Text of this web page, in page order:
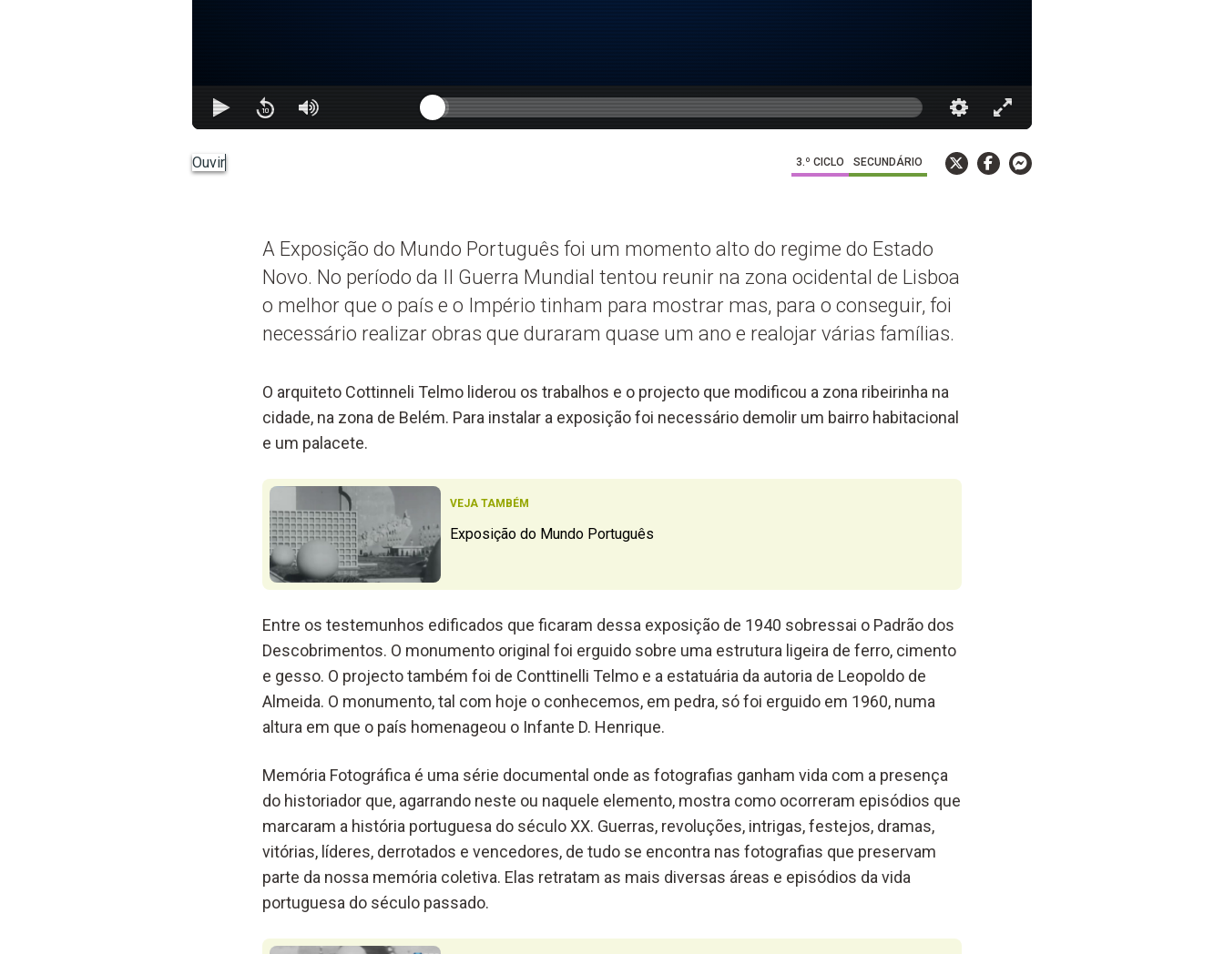
Ouvir 3.º CICLO SECUNDÁRIO
A Exposição do Mundo Português foi um momento alto do regime do Estado
Novo. No período da II Guerra Mundial tentou reunir na zona ocidental de Lisboa
o melhor que o país e o Império tinham para mostrar mas, para o conseguir, foi
necessário realizar obras que duraram quase um ano e realojar várias famílias.
O arquiteto Cottinneli Telmo liderou os trabalhos e o projecto que modificou a zona ribeirinha na
cidade, na zona de Belém. Para instalar a exposição foi necessário demolir um bairro habitacional
e um palacete.
VEJA TAMBÉM
Exposição do Mundo Português
Entre os testemunhos edificados que ficaram dessa exposição de 1940 sobressai o Padrão dos
Descobrimentos. O monumento original foi erguido sobre uma estrutura ligeira de ferro, cimento
e gesso. O projecto também foi de Conttinelli Telmo e a estatuária da autoria de Leopoldo de
Almeida. O monumento, tal com hoje o conhecemos, em pedra, só foi erguido em 1960, numa
altura em que o país homenageou o Infante D. Henrique.
Memória Fotográfica é uma série documental onde as fotografias ganham vida com a presença
do historiador que, agarrando neste ou naquele elemento, mostra como ocorreram episódios que
marcaram a história portuguesa do século XX. Guerras, revoluções, intrigas, festejos, dramas,
vitórias, líderes, derrotados e vencedores, de tudo se encontra nas fotografias que preservam
parte da nossa memória coletiva. Elas retratam as mais diversas áreas e episódios da vida
portuguesa do século passado.